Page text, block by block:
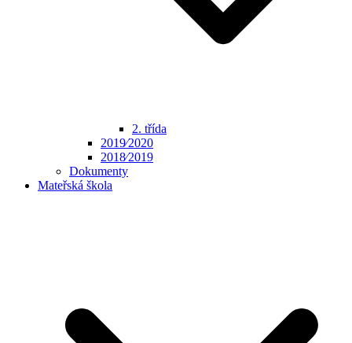
2. třída
2019⁄2020
2018⁄2019
Dokumenty
Mateřská škola